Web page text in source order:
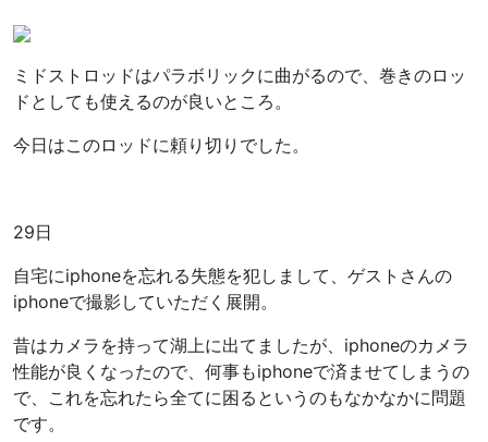
ミドストロッドはパラボリックに曲がるので、巻きのロッ
ドとしても使えるのが良いところ。
今日はこのロッドに頼り切りでした。
29日
自宅にiphoneを忘れる失態を犯しまして、ゲストさんの
iphoneで撮影していただく展開。
昔はカメラを持って湖上に出てましたが、iphoneのカメラ
性能が良くなったので、何事もiphoneで済ませてしまうの
で、これを忘れたら全てに困るというのもなかなかに問題
です。